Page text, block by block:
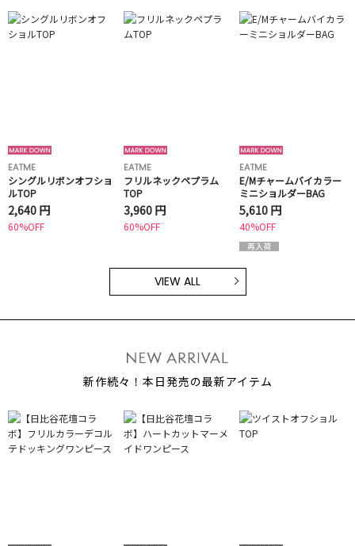
EATME
シングルリボンオフショ
ルTOP
2,640 円
60%OFF
EATME
フリルネックペプラム
TOP
3,960 円
60%OFF
EATME
E/Mチャームバイカラー
ミニショルダーBAG
5,610 円
40%OFF
VIEW ALL
新作続々！本日発売の最新アイテム